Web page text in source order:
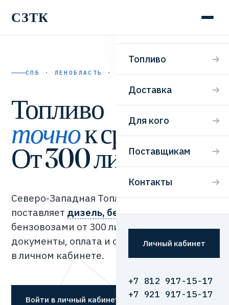
СЗТК
Топливо
Доставка
Для кого
Поставщикам
Контакты
Личный кабинет
+7 812 917-15-17
+7 921 917-15-17
СПБ · ЛЕНОБЛАСТЬ · 24/7
Топливо
точнок сроку.
От 300 литров.
Северо-Западная Топливная Компания
поставляет дизель, бензин и мазут
бензовозами от 300 литров. Заявка,
документы, оплата и отслеживание —
в личном кабинете.
Войти в личный кабинет